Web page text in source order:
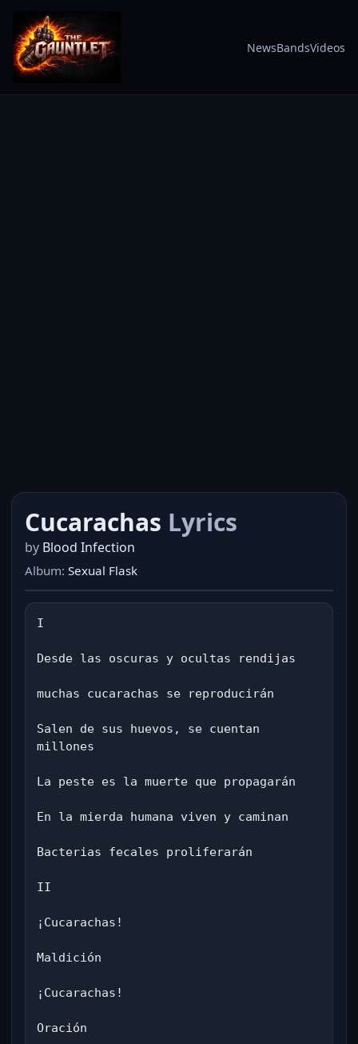
NewsBandsVideos
Cucarachas Lyrics
by Blood Infection
Album: Sexual Flask
I
Desde las oscuras y ocultas rendijas
muchas cucarachas se reproducirán
Salen de sus huevos, se cuentan
millones
La peste es la muerte que propagarán
En la mierda humana viven y caminan
Bacterias fecales proliferarán
II
¡Cucarachas!
Maldición
¡Cucarachas!
Oración